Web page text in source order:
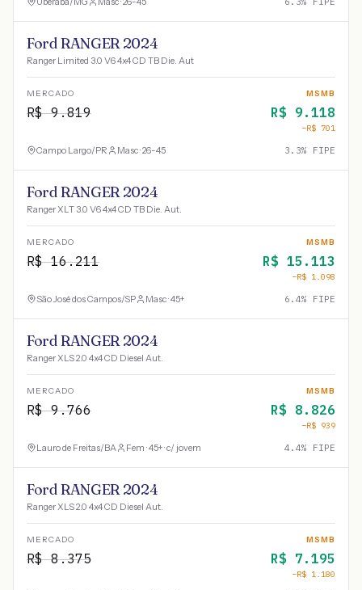
Ford RANGER 2024
Ranger Limited 3.0 V6 4x4 CD TB Die. Aut
MERCADO
R$9.819
MSMB
R$ 9.118
−R$ 701
Campo Largo/PR Masc · 26-45 3.3% FIPE
Ford RANGER 2024
Ranger XLT 3.0 V6 4x4 CD TB Die. Aut.
MERCADO
R$16.211
MSMB
R$ 15.113
−R$ 1.098
São José dos Campos/SP Masc · 45+ 6.4% FIPE
Ford RANGER 2024
Ranger XLS 2.0 4x4 CD Diesel Aut.
MERCADO
R$9.766
MSMB
R$ 8.826
−R$ 939
Lauro de Freitas/BA Fem · 45+ · c/ jovem 4.4% FIPE
Ford RANGER 2024
Ranger XLS 2.0 4x4 CD Diesel Aut.
MERCADO
R$8.375
MSMB
R$ 7.195
−R$ 1.180